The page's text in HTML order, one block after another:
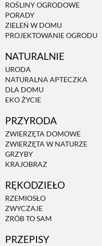
ROŚLINY OGRODOWE
PORADY
ZIELEŃ W DOMU
PROJEKTOWANIE OGRODU
NATURALNIE
URODA
NATURALNA APTECZKA
DLA DOMU
EKO ŻYCIE
PRZYRODA
ZWIERZĘTA DOMOWE
ZWIERZĘTA W NATURZE
GRZYBY
KRAJOBRAZ
RĘKODZIEŁO
RZEMIOSŁO
ZWYCZAJE
ZRÓB TO SAM
PRZEPISY